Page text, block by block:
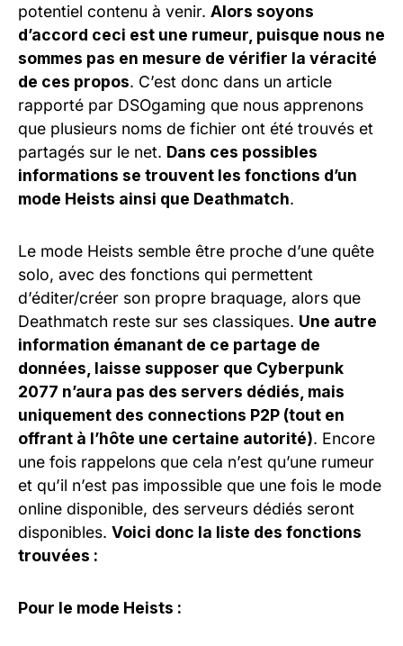
potentiel contenu à venir. Alors soyons
d’accord ceci est une rumeur, puisque nous ne
sommes pas en mesure de vérifier la véracité
de ces propos. C’est donc dans un article
rapporté par DSOgaming que nous apprenons
que plusieurs noms de fichier ont été trouvés et
partagés sur le net. Dans ces possibles
informations se trouvent les fonctions d’un
mode Heists ainsi que Deathmatch.
Le mode Heists semble être proche d’une quête
solo, avec des fonctions qui permettent
d’éditer/créer son propre braquage, alors que
Deathmatch reste sur ses classiques. Une autre
information émanant de ce partage de
données, laisse supposer que Cyberpunk
2077 n’aura pas des servers dédiés, mais
uniquement des connections P2P (tout en
offrant à l’hôte une certaine autorité). Encore
une fois rappelons que cela n’est qu’une rumeur
et qu’il n’est pas impossible que une fois le mode
online disponible, des serveurs dédiés seront
disponibles. Voici donc la liste des fonctions
trouvées :
Pour le mode Heists :